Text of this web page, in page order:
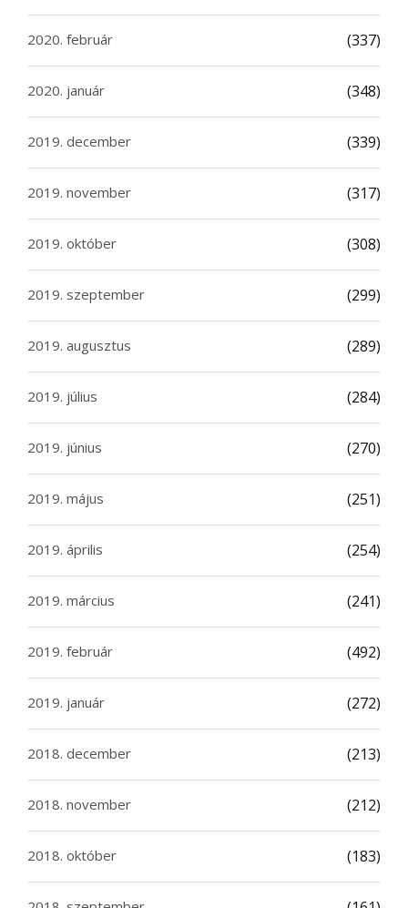
2020. február (337)
2020. január (348)
2019. december (339)
2019. november (317)
2019. október (308)
2019. szeptember (299)
2019. augusztus (289)
2019. július (284)
2019. június (270)
2019. május (251)
2019. április (254)
2019. március (241)
2019. február (492)
2019. január (272)
2018. december (213)
2018. november (212)
2018. október (183)